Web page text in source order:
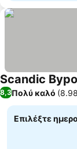
Scandic
8,3Πολύ καλό
Επιλέξτε